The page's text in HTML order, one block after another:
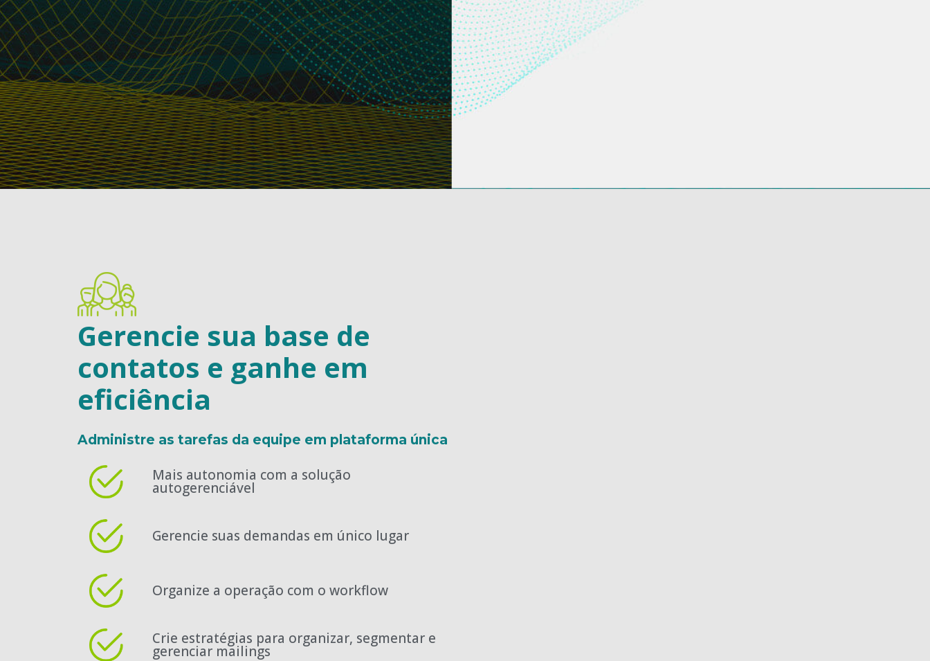
Gerencie sua base de
contatos e ganhe em
eficiência
Administre as tarefas da equipe em plataforma única
Mais autonomia com a solução
autogerenciável
Gerencie suas demandas em único lugar
Organize a operação com o workflow
Crie estratégias para organizar, segmentar e
gerenciar mailings